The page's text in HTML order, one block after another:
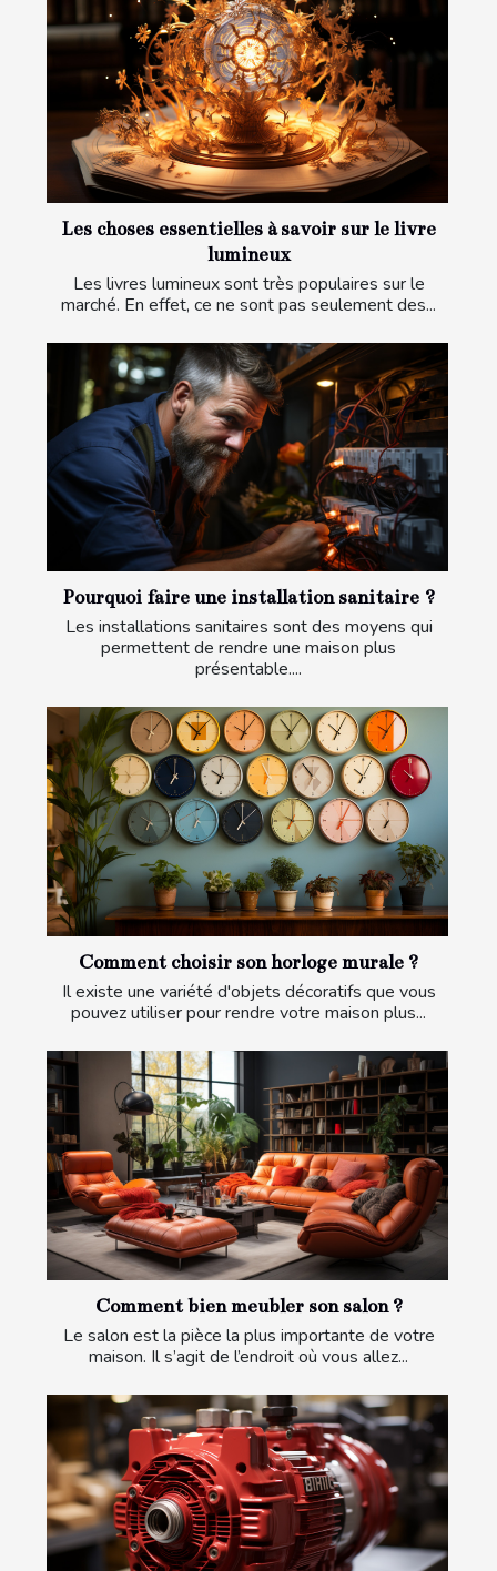
Les choses essentielles à savoir sur le livre
lumineux
Les livres lumineux sont très populaires sur le
marché. En effet, ce ne sont pas seulement des...
Pourquoi faire une installation sanitaire ?
Les installations sanitaires sont des moyens qui
permettent de rendre une maison plus
présentable....
Comment choisir son horloge murale ?
Il existe une variété d'objets décoratifs que vous
pouvez utiliser pour rendre votre maison plus...
Comment bien meubler son salon ?
Le salon est la pièce la plus importante de votre
maison. Il s’agit de l’endroit où vous allez...